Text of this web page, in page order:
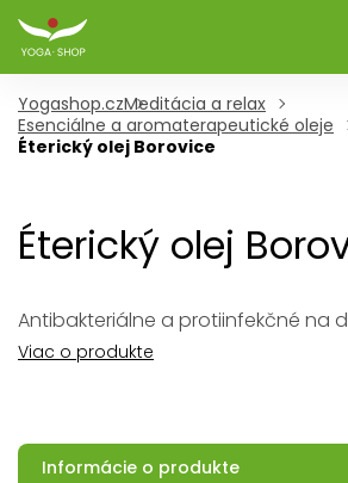
Yogashop.czMeditácia a relax
Esenciálne a aromaterapeutické oleje
Éterický olej Borovice
Éterický olej
Antibakteriálne a protiinfekčné na
Viac o produkte
Informácie o produkte